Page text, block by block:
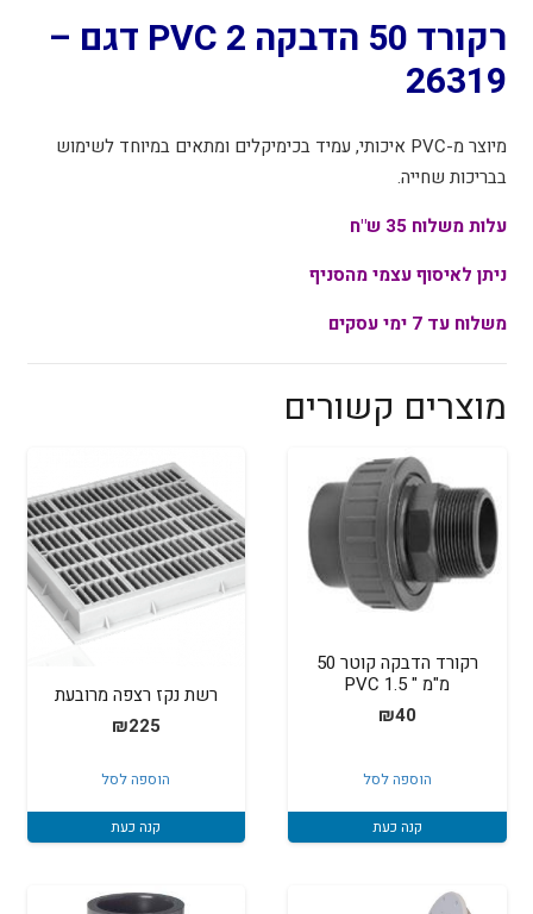
–
26319
רקורד 50 הדבקה 2 PVC דגם –
26319
מיוצר מ-PVC איכותי, עמיד בכימיקלים ומתאים במיוחד לשימוש
בבריכות שחייה.
עלות משלוח 35 ש"ח
ניתן לאיסוף עצמי מהסניף
משלוח עד 7 ימי עסקים
מוצרים קשורים
רקורד הדבקה קוטר 50
מ"מ " 1.5 PVC
₪40
הוספה לסל
קנה כעת
רשת נקז רצפה מרובעת
₪225
הוספה לסל
קנה כעת